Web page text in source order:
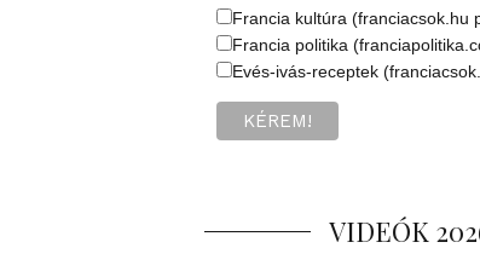
Francia kultúra (franciacsok.hu
Francia politika
Evés-ivás-receptek
VIDEÓK